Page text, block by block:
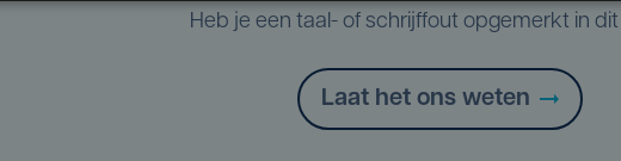
Heb je een taal- of schrijffout opgemerkt in dit
Laat het ons weten